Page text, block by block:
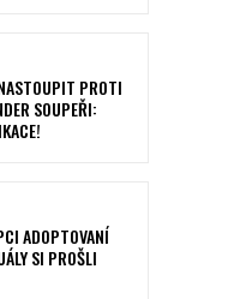
PROTI
SOUPEŘI:
ADOPTOVANÍ
SI PROŠLI